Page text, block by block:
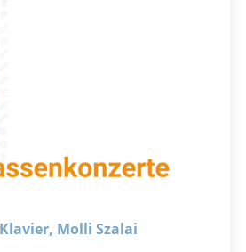
Molli Szalai